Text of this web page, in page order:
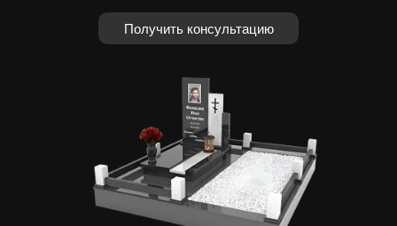
Получить консультацию